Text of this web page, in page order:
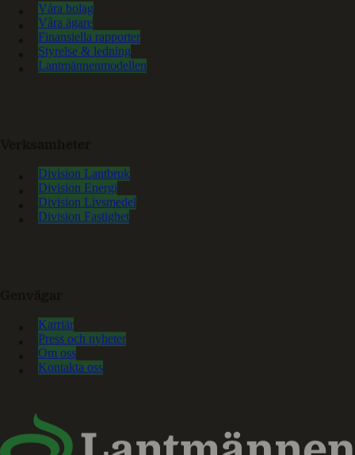
Våra bolag
Våra ägare
Finansiella rapporter
Styrelse & ledning
Lantmännenmodellen
Division Lantbruk
Division Energi
Division Livsmedel
Division Fastighet
Karriär
Press och nyheter
Om oss
Kontakta oss